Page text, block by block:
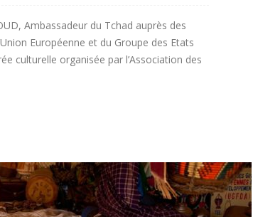
Ambassadeur du Tchad auprès des
Européenne et du Groupe des Etats
culturelle organisée par l’Association des